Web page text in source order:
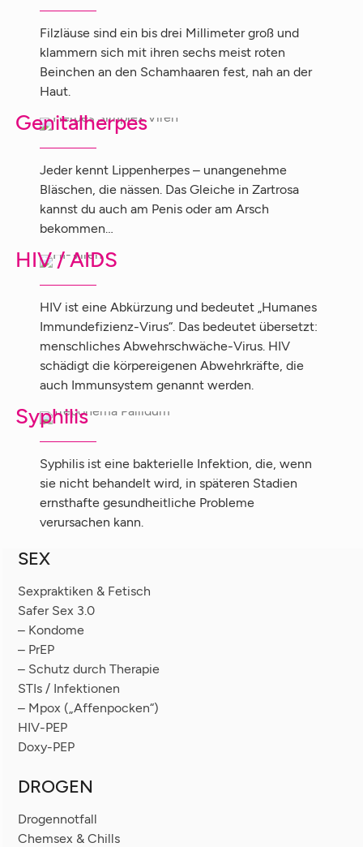
Filzläuse sind ein bis drei Millimeter groß und
klammern sich mit ihren sechs meist roten
Beinchen an den Schamhaaren fest, nah an der
Haut.
Genitalherpes
Jeder kennt Lippenherpes – unangenehme
Bläschen, die nässen. Das Gleiche in Zartrosa
kannst du auch am Penis oder am Arsch
bekommen…
HIV / AIDS
HIV ist eine Abkürzung und bedeutet „Humanes
Immundefizienz-Virus“. Das bedeutet übersetzt:
menschliches Abwehrschwäche-Virus. HIV
schädigt die körpereigenen Abwehrkräfte, die
auch Immunsystem genannt werden.
Syphilis
Syphilis ist eine bakterielle Infektion, die, wenn
sie nicht behandelt wird, in späteren Stadien
ernsthafte gesundheitliche Probleme
verursachen kann.
SEX
Sexpraktiken & Fetisch
Safer Sex 3.0
– Kondome
– PrEP
– Schutz durch Therapie
STIs / Infektionen
– Mpox („Affenpocken“)
HIV-PEP
Doxy-PEP
DROGEN
Drogennotfall
Chemsex & Chills